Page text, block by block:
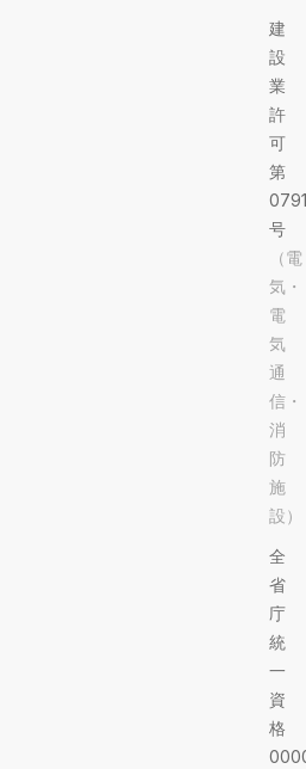
建
設
業
許
可
第
号
（電
気・
電
気
通
信・
消
防
施
設）
全
省
庁
統
一
資
格